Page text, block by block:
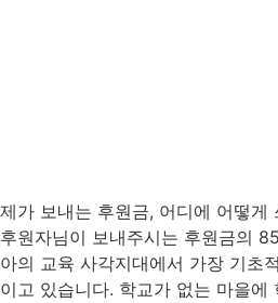
제가 보내는 후원금, 어디에 어떻게
후원자님이 보내주시는 후원금의
아의 교육 사각지대에서 가장 기초
이고 있습니다. 학교가 없는 마을에